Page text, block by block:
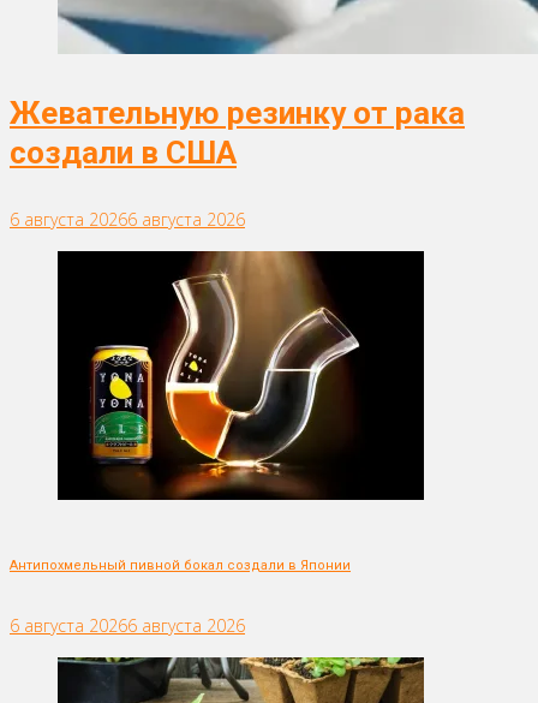
Жевательную резинку от рака
создали в США
6 августа 20266 августа 2026
Антипохмельный пивной бокал создали в Японии
6 августа 20266 августа 2026